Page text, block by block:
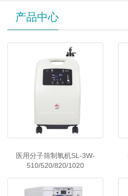
产品中心
医用分子筛制氧机SL-3W-
510/520/820/1020